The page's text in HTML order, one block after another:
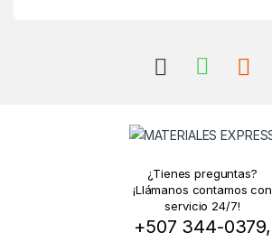
¿Tienes preguntas?
¡Llámanos contamos con
servicio 24/7!
+507 344-0379,